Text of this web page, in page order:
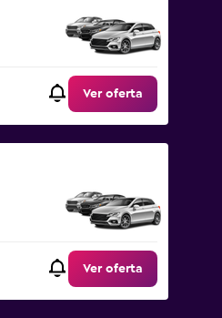
Ver oferta
Ver oferta